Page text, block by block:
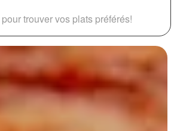
trouver vos plats préférés!